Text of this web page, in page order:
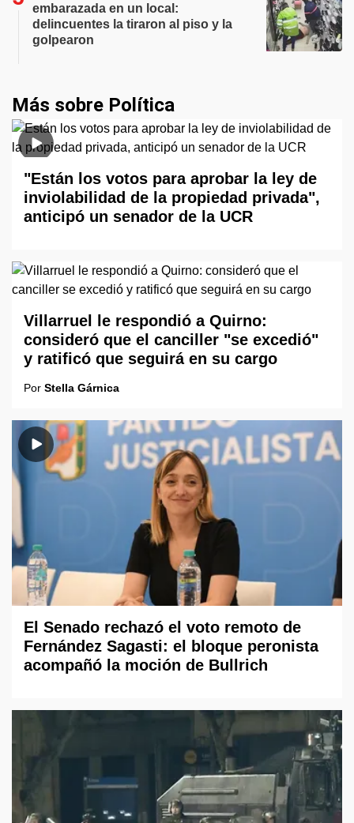
embarazada en un local:
delincuentes la tiraron al piso y la
golpearon
Más sobre Política
"Están los votos para aprobar la ley de
inviolabilidad de la propiedad privada",
anticipó un senador de la UCR
Villarruel le respondió a Quirno:
consideró que el canciller "se excedió"
y ratificó que seguirá en su cargo
Por Stella Gárnica
El Senado rechazó el voto remoto de
Fernández Sagasti: el bloque peronista
acompañó la moción de Bullrich